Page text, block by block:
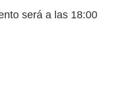
será a las 18:00